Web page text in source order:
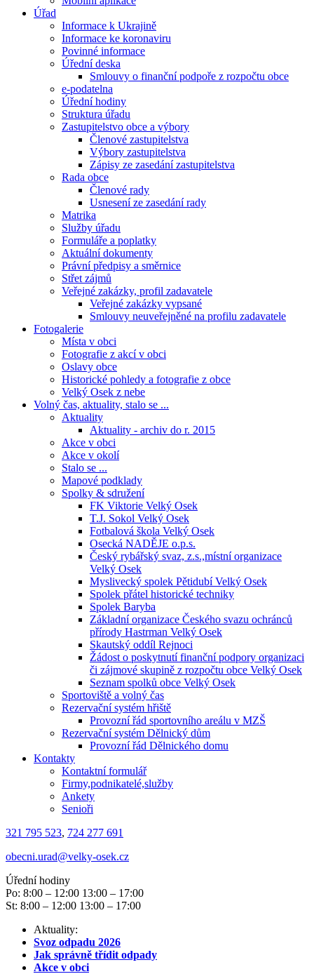
Úřad
Informace k Ukrajině
Informace ke koronaviru
Povinné informace
Úřední deska
Smlouvy o finanční podpoře z rozpočtu obce
e-podatelna
Úřední hodiny
Struktura úřadu
Zastupitelstvo obce a výbory
Členové zastupitelstva
Výbory zastupitelstva
Zápisy ze zasedání zastupitelstva
Rada obce
Členové rady
Usnesení ze zasedání rady
Matrika
Služby úřadu
Formuláře a poplatky
Aktuální dokumenty
Právní předpisy a směrnice
Střet zájmů
Veřejné zakázky, profil zadavatele
Veřejné zakázky vypsané
Smlouvy neuveřejněné na profilu zadavatele
Fotogalerie
Místa v obci
Fotografie z akcí v obci
Oslavy obce
Historické pohledy a fotografie z obce
Velký Osek z nebe
Volný čas, aktuality, stalo se ...
Aktuality
Aktuality - archiv do r. 2015
Akce v obci
Akce v okolí
Stalo se ...
Mapové podklady
Spolky & sdružení
FK Viktorie Velký Osek
T.J. Sokol Velký Osek
Fotbalová škola Velký Osek
Osecká NADĚJE o.p.s.
Český rybářský svaz, z.s.,místní organizace
Velký Osek
Myslivecký spolek Pětidubí Velký Osek
Spolek přátel historické techniky
Spolek Baryba
Základní organizace Českého svazu ochránců
přírody Hastrman Velký Osek
Skautský oddíl Rejnoci
Žádost o poskytnutí finanční podpory organizaci
či zájmové skupině z rozpočtu obce Velký Osek
Seznam spolků obce Velký Osek
Sportoviště a volný čas
Rezervační systém hřiště
Provozní řád sportovního areálu v MZŠ
Rezervační systém Dělnický dům
Provozní řád Dělnického domu
Kontakty
Kontaktní formulář
Firmy,podnikatelé,služby
Ankety
Senioři
321 795 523, 724 277 691
obecni.urad@velky-osek.cz
Úřední hodiny
Po: 8:00 – 12:00 13:00 – 17:00
St: 8:00 – 12:00 13:00 – 17:00
Aktuality:
Svoz odpadu 2026
Jak správně třídit odpady
Akce v obci